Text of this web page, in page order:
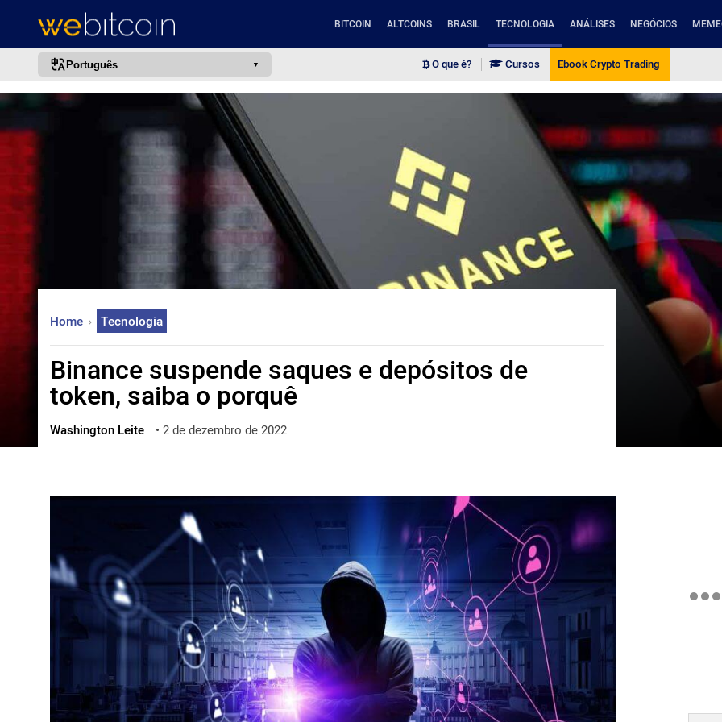
BITCOIN ALTCOINS BRASIL TECNOLOGIA ANÁLISES NEGÓCIOS
Português
한국어
العربية
ไทย
ქართული
O que é? Cursos Ebook Crypto Trading
Home Tecnologia
Binance suspende saques e depósitos de
token, saiba o porquê
Washington Leite • 2 de dezembro de 2022